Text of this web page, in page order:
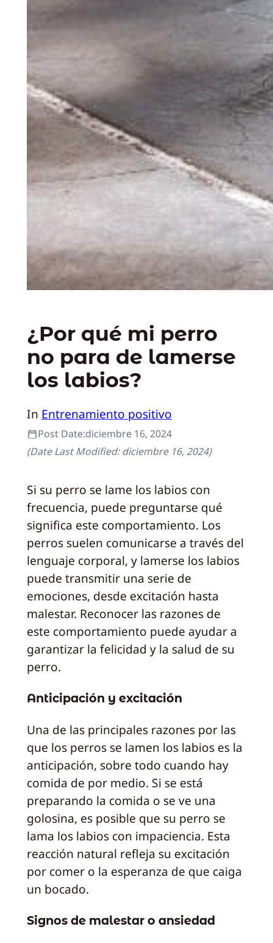
¿Por qué mi perro
no para de lamerse
los labios?
In Entrenamiento positivo
Post Date:diciembre 16, 2024
(Date Last Modified:diciembre 16, 2024)
Si su perro se lame los labios con
frecuencia, puede preguntarse qué
significa este comportamiento. Los
perros suelen comunicarse a través del
lenguaje corporal, y lamerse los labios
puede transmitir una serie de
emociones, desde excitación hasta
malestar. Reconocer las razones de
este comportamiento puede ayudar a
garantizar la felicidad y la salud de su
perro.
Anticipación y excitación
Una de las principales razones por las
que los perros se lamen los labios es la
anticipación, sobre todo cuando hay
comida de por medio. Si se está
preparando la comida o se ve una
golosina, es posible que su perro se
lama los labios con impaciencia. Esta
reacción natural refleja su excitación
por comer o la esperanza de que caiga
un bocado.
Signos de malestar o ansiedad